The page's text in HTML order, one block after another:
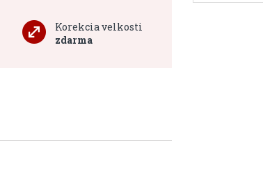
Korekcia velkosti
zdarma